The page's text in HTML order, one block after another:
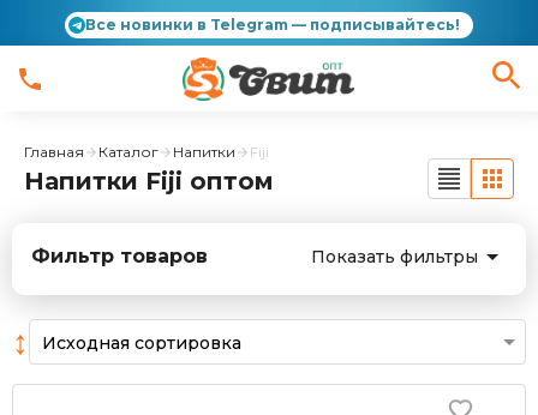
Все новинки в Telegram — подписывайтесь!
Главная Каталог Напитки Fiji
Напитки Fiji оптом
Фильтр товаров Показать фильтры
↕